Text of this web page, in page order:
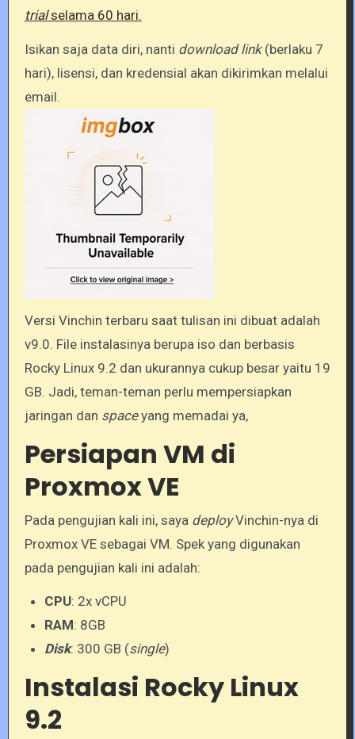
trialselama 60 hari.
Isikan saja data diri, nanti download link(berlaku 7
hari), lisensi, dan kredensial akan dikirimkan melalui
email.
Versi Vinchin terbaru saat tulisan ini dibuat adalah
v9.0. File instalasinya berupa iso dan berbasis
Rocky Linux 9.2 dan ukurannya cukup besar yaitu 19
GB. Jadi, teman-teman perlu mempersiapkan
jaringan dan spaceyang memadai ya,
Persiapan VM di
Proxmox VE
Pada pengujian kali ini, saya deployVinchin-nya di
Proxmox VE sebagai VM. Spek yang digunakan
pada pengujian kali ini adalah:
CPU: 2x vCPU
RAM: 8GB
Disk: 300 GB (single)
Instalasi Rocky Linux
9.2